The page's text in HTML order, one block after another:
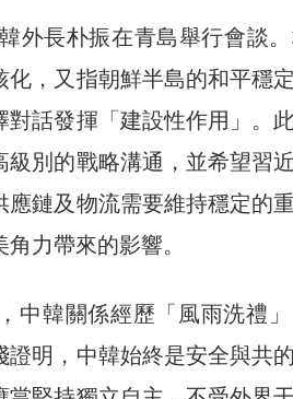
外長朴振在青島舉行會談
，又指朝鮮半島的和平穩
話發揮「建設性作用」。
別的戰略溝通，並希望習
鏈及物流需要維持穩定的
力帶來的影響。
中韓關係經歷「風雨洗禮
明，中韓始終是安全與共